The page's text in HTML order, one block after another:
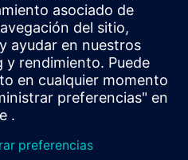
Indíquenos sus datos
una oferta
correo electrónico.